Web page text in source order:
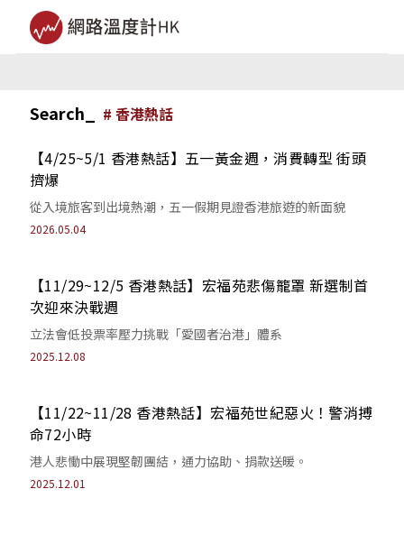
Search_ # 香港熱話
【4/25~5/1 香港熱話】五一黃金週，消費轉型 街頭
擠爆
從入境旅客到出境熱潮，五一假期見證香港旅遊的新面貌
2026.05.04
【11/29~12/5 香港熱話】宏福苑悲傷籠罩 新選制首
次迎來決戰週
立法會低投票率壓力挑戰「愛國者治港」體系
2025.12.08
【11/22~11/28 香港熱話】宏福苑世紀惡火！警消搏
命72小時
港人悲慟中展現堅韌團結，通力協助、捐款送暖。
2025.12.01